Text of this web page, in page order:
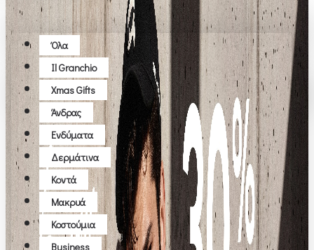
Όλα
Όλα
Il Granchio
Xmas Gifts
Άνδρας
Ενδύματα
Δερμάτινα
Κοντά
Μακρυά
Κοστούμια
Business
Το καλάθι αγορών είναι άδειο!